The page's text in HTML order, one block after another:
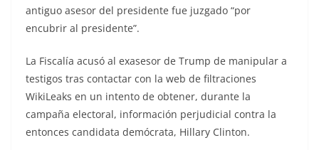
antiguo asesor del presidente fue juzgado “por
encubrir al presidente”.
La Fiscalía acusó al exasesor de Trump de manipular a
testigos tras contactar con la web de filtraciones
WikiLeaks en un intento de obtener, durante la
campaña electoral, información perjudicial contra la
entonces candidata demócrata, Hillary Clinton.